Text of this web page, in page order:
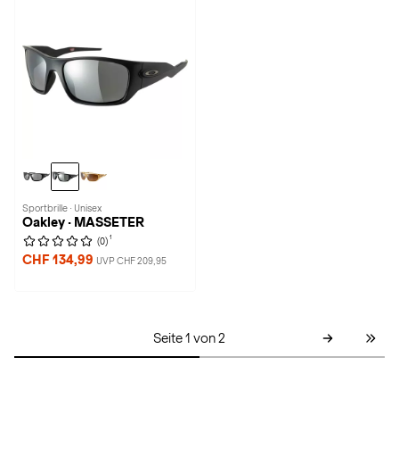
Sportbrille · Unisex
Oakley · MASSETER
(0) 1
CHF 134,99 UVP CHF 209,95
Seite 1 von 2